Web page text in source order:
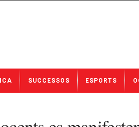
SUCCESSOS ESPORTS